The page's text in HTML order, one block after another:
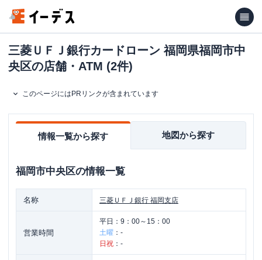
三菱ＵＦＪ銀行カードローン 福岡県福岡市中
央区の店舗・ATM (2件)
このページにはPRリンクが含まれています
情報一覧から探す 地図から探す
福岡市中央区の情報一覧
名称 三菱ＵＦＪ銀行 福岡支店
営業時間
平日： 9：00～15：00
土曜 ： -
日祝 ： -